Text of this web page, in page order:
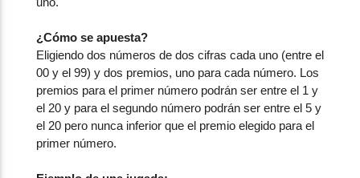
¿Cómo se apuesta?
Eligiendo dos números de dos cifras cada uno (entre el
00 y el 99) y dos premios, uno para cada número. Los
premios para el primer número podrán ser entre el 1 y
el 20 y para el segundo número podrán ser entre el 5 y
el 20 pero nunca inferior que el premio elegido para el
primer número.